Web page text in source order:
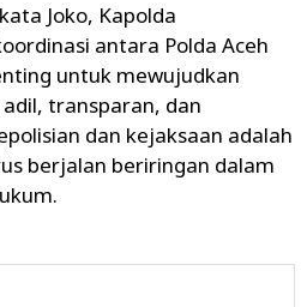
Joko, Kapolda
antara Polda Aceh
untuk mewujudkan
transparan, dan
dan kejaksaan adalah
berjalan beriringan dalam